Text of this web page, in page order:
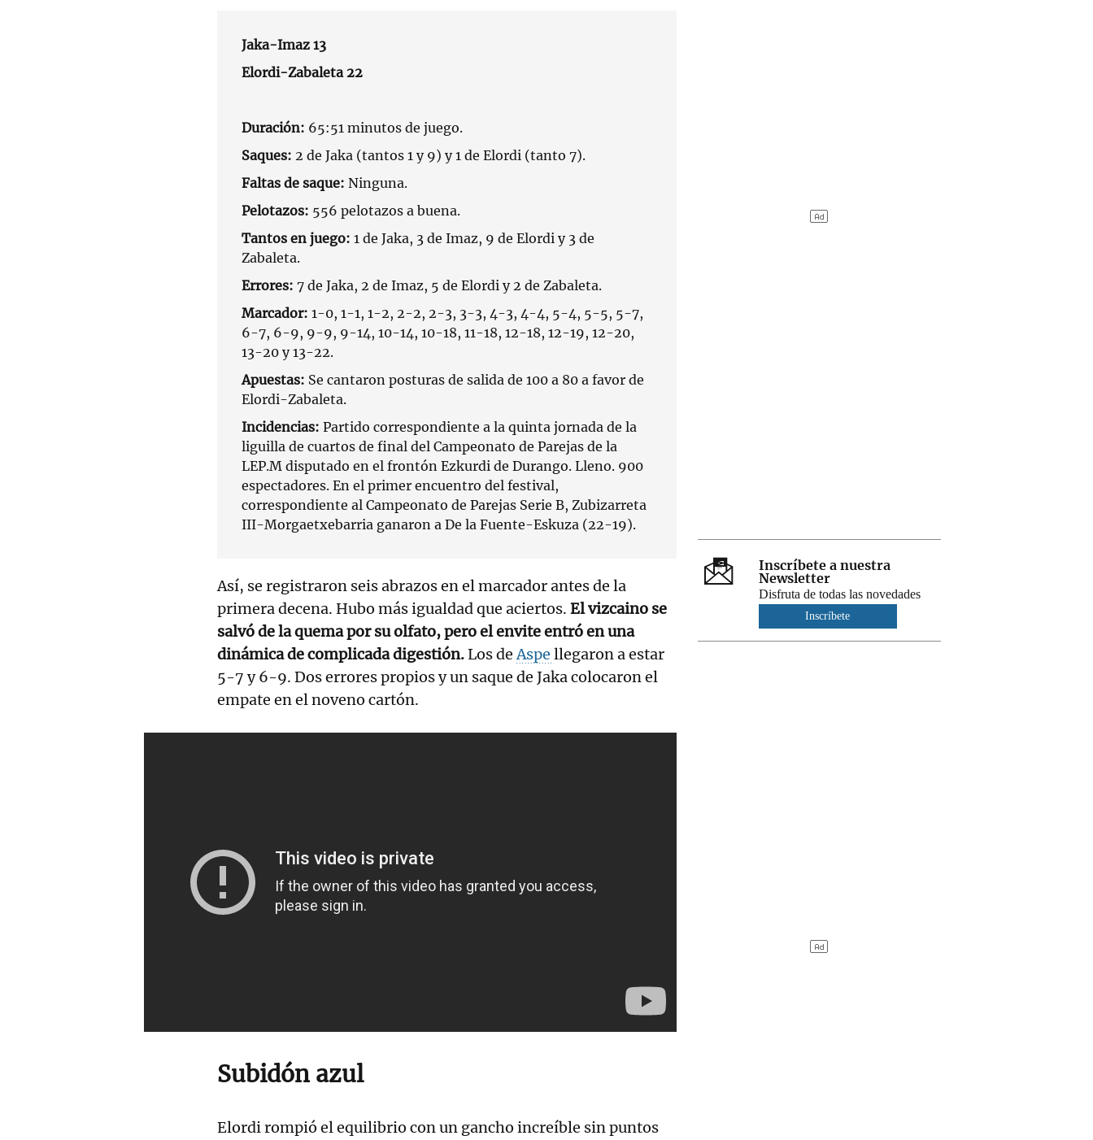
Jaka-Imaz 13
Elordi-Zabaleta 22
Duración: 65:51 minutos de juego.
Saques: 2 de Jaka (tantos 1 y 9) y 1 de Elordi (tanto 7).
Faltas de saque: Ninguna.
Pelotazos: 556 pelotazos a buena.
Tantos en juego: 1 de Jaka, 3 de Imaz, 9 de Elordi y 3 de
Zabaleta.
Errores: 7 de Jaka, 2 de Imaz, 5 de Elordi y 2 de Zabaleta.
Marcador: 1-0, 1-1, 1-2, 2-2, 2-3, 3-3, 4-3, 4-4, 5-4, 5-5, 5-7,
6-7, 6-9, 9-9, 9-14, 10-14, 10-18, 11-18, 12-18, 12-19, 12-20,
13-20 y 13-22.
Apuestas: Se cantaron posturas de salida de 100 a 80 a favor de
Elordi-Zabaleta.
Incidencias: Partido correspondiente a la quinta jornada de la
liguilla de cuartos de final del Campeonato de Parejas de la
LEP.M disputado en el frontón Ezkurdi de Durango. Lleno. 900
espectadores. En el primer encuentro del festival,
correspondiente al Campeonato de Parejas Serie B, Zubizarreta
III-Morgaetxebarria ganaron a De la Fuente-Eskuza (22-19).
Así, se registraron seis abrazos en el marcador antes de la
primera decena. Hubo más igualdad que aciertos. El vizcaino se
salvó de la quema por su olfato, pero el envite entró en una
dinámica de complicada digestión.Los deAspe llegaron a estar
5-7 y 6-9. Dos errores propios y un saque de Jaka colocaron el
empate en el noveno cartón.
Subidón azul
Elordi rompió el equilibrio con un gancho increíble sin puntos
Inscríbete a nuestra
Newsletter
Disfruta de todas las novedades
Inscríbete